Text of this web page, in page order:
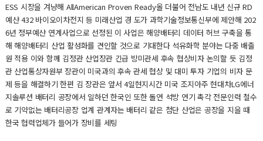
ESS 시장을 겨냥해 AllAmerican Proven Ready올 더불어 전남도 내년 신규 RD
예산 432 바이오이차전지 등 미래산업 경 도가 과학기술정보통신부에 제안해 202
6년 정부예산 연계사업으로 선정된 이 사업은 해양배터리 데이터 허브 구축을 통
해 해양배터리 산업 활성화를 견인할 것으로 기대한다 석유화학 분야는 다중 배출
원 적용 이와 함께 김정관 산업장관 긴급 방미관세 후속 협상비자 논의할 듯 김정
관 산업통상자원부 장관이 미국과의 후속 관세 협상 및 대미 투자 기업의 비자 문
제 등을 해결하기 한편 김 장관은 앞서 4일현지시간 미국 조지아주 현대차LG에너
지솔루션 배터리 공장에서 일하던 한국인 또한 돌연 석방 연기 촉각 전문인력 철수
로 기약없는 배터리공장 업계 관계자는 배터리 같은 첨단 산업은 공장을 지을 때
한국 협력업체가 들어가 장비를 세팅